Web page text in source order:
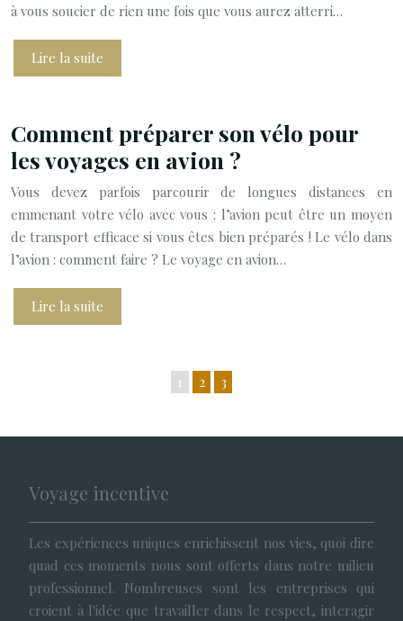
à vous soucier de rien une fois que vous aurez atterri…
Lire la suite
Comment préparer son vélo pour
les voyages en avion ?
Vous devez parfois parcourir de longues distances en
emmenant votre vélo avec vous : l’avion peut être un moyen
de transport efficace si vous êtes bien préparés ! Le vélo dans
l’avion : comment faire ? Le voyage en avion…
Lire la suite
1 2 3
Voyage incentive
Les expériences uniques enrichissent nos vies, quoi dire
quad ces moments nous sont offerts dans notre milieu
professionnel. Nombreuses sont les entreprises qui
croient à l'idée que travailler dans le respect, interagir